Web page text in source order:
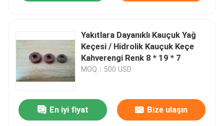
Bizimle iletişime geçin
Kauçuk yağ keçesi
Yakıtlara Dayanıklı Kauçuk Yağ
Keçesi / Hidrolik Kauçuk Keçe
Kahverengi Renk 8 * 19 * 7
MOQ：500 USD
En iyi fiyat Bize ulaşın